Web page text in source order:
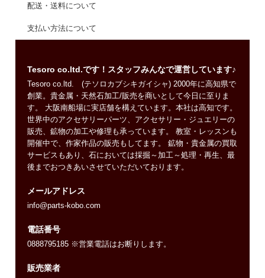
配送・送料について
支払い方法について
Tesoro co.ltd.です！スタッフみんなで運営しています♪
Tesoro co.ltd. (テソロカブシキガイシャ) 2000年に高知県で
創業。貴金属・天然石加工/販売を商いとして今日に至りま
す。 大阪南船場に実店舗を構えています。本社は高知です。
世界中のアクセサリーパーツ、アクセサリー・ジュエリーの
販売、鉱物の加工や修理も承っています。 教室・レッスンも
開催中で、作家作品の販売もしてます。 鉱物・貴金属の買取
サービスもあり、石においては採掘～加工～処理・再生、最
後までおつきあいさせていただいております。
メールアドレス
info@parts-kobo.com
電話番号
0888795185 ※営業電話はお断りします。
販売業者